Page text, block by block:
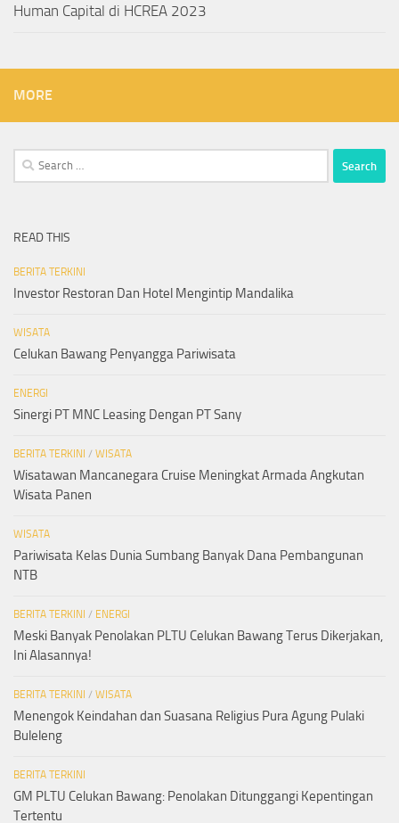
Human Capital di HCREA 2023
MORE
Search
for:
READ THIS
BERITA TERKINI
Investor Restoran Dan Hotel Mengintip Mandalika
WISATA
Celukan Bawang Penyangga Pariwisata
ENERGI
Sinergi PT MNC Leasing Dengan PT Sany
BERITA TERKINI / WISATA
Wisatawan Mancanegara Cruise Meningkat Armada Angkutan
Wisata Panen
WISATA
Pariwisata Kelas Dunia Sumbang Banyak Dana Pembangunan
NTB
BERITA TERKINI / ENERGI
Meski Banyak Penolakan PLTU Celukan Bawang Terus Dikerjakan,
Ini Alasannya!
BERITA TERKINI / WISATA
Menengok Keindahan dan Suasana Religius Pura Agung Pulaki
Buleleng
BERITA TERKINI
GM PLTU Celukan Bawang: Penolakan Ditunggangi Kepentingan
Tertentu